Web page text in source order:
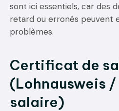
sont ici essentiels, car des
retard ou erronés peuvent
problèmes.
Certificat de
(Lohnausweis
salaire)